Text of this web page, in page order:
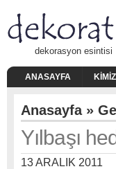
dekorasyon esintisi
ANASAYFA
Anasayfa»
Yılbaşı
13 ARALIK 2011